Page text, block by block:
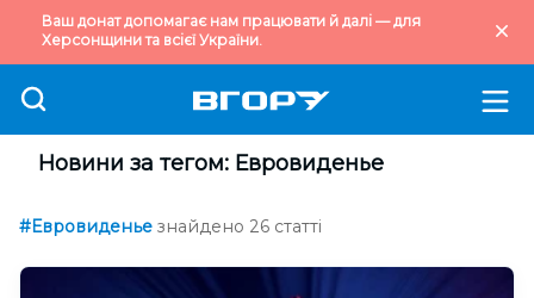
Ваш донат допомагає нам працювати й далі — для
Херсонщини та всієї України.
Новини за тегом: Евровиденье
#Евровиденье знайдено 26 статті